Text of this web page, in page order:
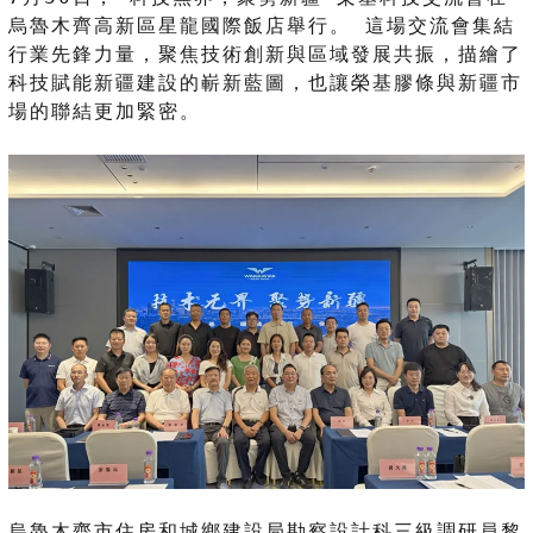
烏魯木齊高新區星龍國際飯店舉行。 這場交流會集結
行業先鋒力量，聚焦技術創新與區域發展共振，描繪了
科技賦能新疆建設的嶄新藍圖，也讓榮基膠條與新疆市
場的聯結更加緊密。